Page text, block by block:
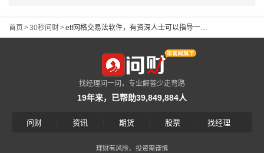
首页 >30秒问财> etf网格交易法软件，有资深人士可以指导一下吗?
找经理问一问，专业解答少走弯路
19年来，已帮助39,849,884人
问财 资讯 期货 股票 找经理
理财有风险，投资需谨慎